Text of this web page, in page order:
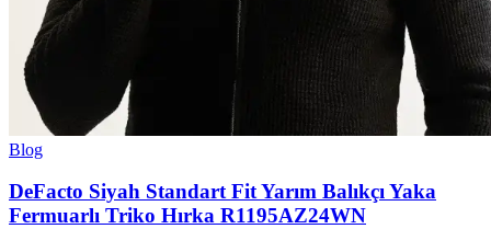
Blog
DeFacto Siyah Standart Fit Yarım Balıkçı Yaka
Fermuarlı Triko Hırka R1195AZ24WN